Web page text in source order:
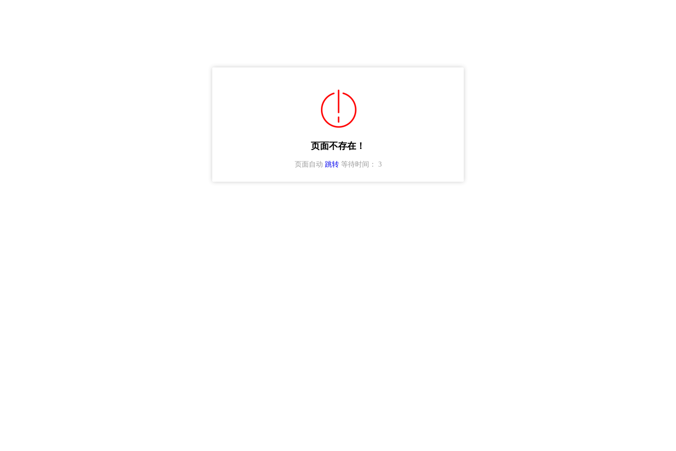
页面不存在！
页面自动 跳转等待时间： 3